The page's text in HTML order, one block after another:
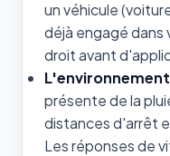
un véhicule
déjà engagé dans
droit avant
présente de la
distances d'arrêt
Les réponses de